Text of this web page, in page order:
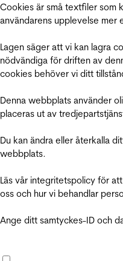
Cookies är små textfiler som
användarens upplevelse mer
Lagen säger att vi kan lagra
nödvändiga för driften av
cookies behöver vi ditt
Denna webbplats använder
placeras ut av
Du kan ändra eller återkalla
webbplats.
Läs vår integritetspolicy för
oss och hur vi behandlar
Ange ditt samtyckes-ID och